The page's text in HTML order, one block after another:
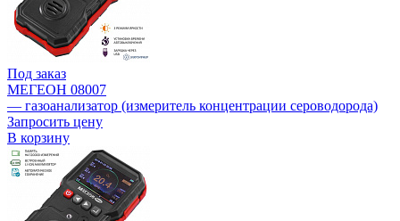
Под заказ
МЕГЕОН 08007
— газоанализатор (измеритель концентрации сероводорода)
Запросить цену
В корзину